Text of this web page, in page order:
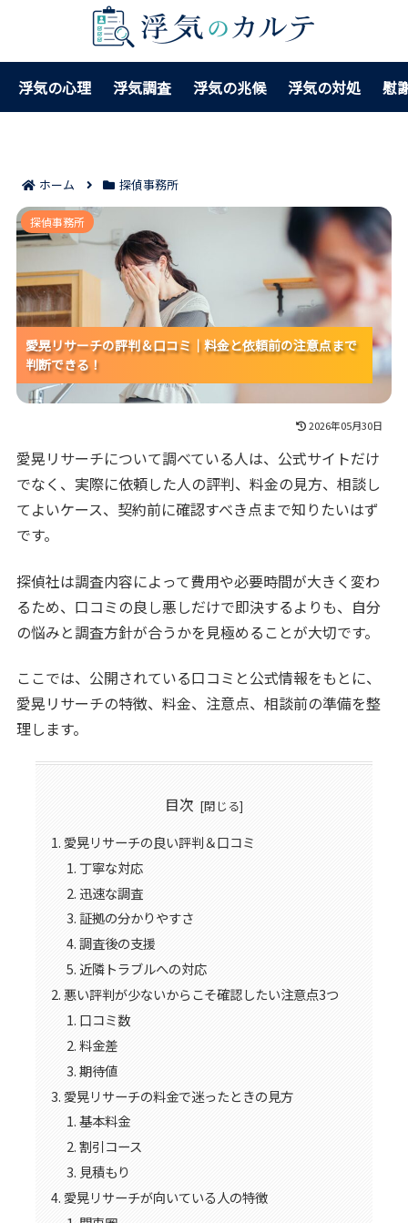
浮気の心理 浮気調査 浮気の兆候 浮気の対処 慰
ホーム 探偵事務所
愛晃リサーチの評判＆口コミ｜料金と依頼前の注意点
まで判断できる！
愛晃リサーチの評判＆口コミ｜料金と依頼前の注意点まで
判断できる！
愛晃リサーチの評判＆口コミ｜料金と依頼前の注意点まで
判断できる！
愛晃リサーチの評判＆口コミ｜料金と依頼前の注意点まで
判断できる！
探偵事務所
2026年05月30日
愛晃リサーチについて調べている人は、公式サイトだけ
でなく、実際に依頼した人の評判、料金の見方、相談し
てよいケース、契約前に確認すべき点まで知りたいはず
です。
探偵社は調査内容によって費用や必要時間が大きく変わ
るため、口コミの良し悪しだけで即決するよりも、自分
の悩みと調査方針が合うかを見極めることが大切です。
ここでは、公開されている口コミと公式情報をもとに、
愛晃リサーチの特徴、料金、注意点、相談前の準備を整
理します。
目次
愛晃リサーチの良い評判＆口コミ
丁寧な対応
迅速な調査
証拠の分かりやすさ
調査後の支援
近隣トラブルへの対応
悪い評判が少ないからこそ確認したい注意点3つ
口コミ数
料金差
期待値
愛晃リサーチの料金で迷ったときの見方
基本料金
割引コース
見積もり
愛晃リサーチが向いている人の特徴